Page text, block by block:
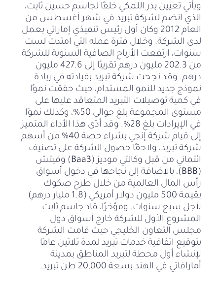
ويأتي تعيين بدر اللمكي خلفًا لجاسم حسين ثابت،
الذي انضم لشركة تبريد في شهر أغسطس من
العام 2012 وكان أول رئيس تنفيذي إماراتي يعمل
لدى الشركة. وخلال فترة عمله التي امتدت لست
سنوات، ارتفعت الأرباح الصافية السنوية للشركة
من 202.3 مليون درهم تقريبًا إلى 427.6 مليون
درهم. وقد نجحت شركة تبريد بقيادته في ريادة
نموذج جديد للنمو المستدام، حيث حققت نموًا
في كمية توصيلات التبريد المتعاقد عليها على
مستوى المجموعة بلغ حوالي 50%، وكذلك نموًا
في الإيرادات بلغ 28%. وقد أدّى هذا الأداء المتميز
إلى قيام شركة إنجي بشراء حصة 40% من أسهم
شركة تبريد، ولاحقًا حصول الشركة على تصنيف
ائتماني من قبل وكالتي موديز (Baa3) وفيتش
(
BBB)، بالإضافة إلى نجاحها في دخول أسواق
رأس المال العالمية من خلال طرح صكوك
بقيمة 500 مليون دولار أمريكي (1.8 مليار درهم)
لأجل سبع سنوات. ومؤخرًا، قاد جاسم ثابت
المشروع الأول للشركة خارج أسواق دول
مجلس التعاون الخليجي حيث قامت الشركة
بتوقيع اتفاقية خدمات تبريد لمدة ثلاثين عامًا
لإنشاء أول محطة لتبريد المناطق بمدينة
أمارافاتي في الهند بسعة 20,000 طن تبريد.